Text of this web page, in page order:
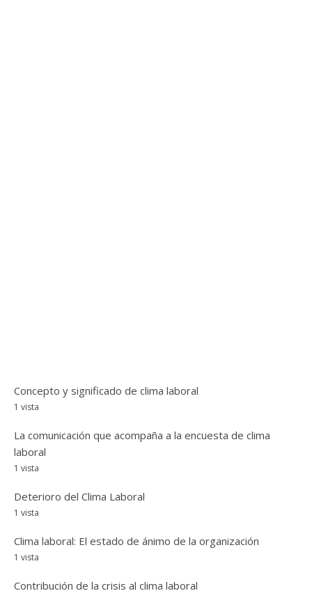
Concepto y significado de clima laboral
1 vista
La comunicación que acompaña a la encuesta de clima
laboral
1 vista
Deterioro del Clima Laboral
1 vista
Clima laboral: El estado de ánimo de la organización
1 vista
Contribución de la crisis al clima laboral